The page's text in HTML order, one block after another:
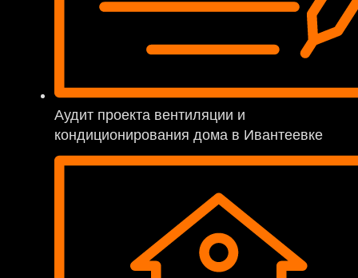
Аудит проекта вентиляции и
кондиционирования дома в Ивантеевке